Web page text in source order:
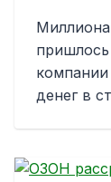
денег в